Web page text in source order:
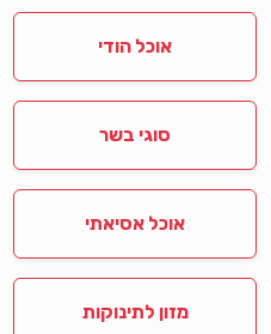
אוכל הודי
סוגי בשר
אוכל אסיאתי
מזון לתינוקות